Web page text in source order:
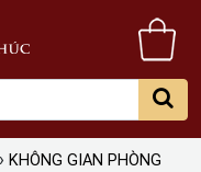
› KHÔNG GIAN PHÒNG